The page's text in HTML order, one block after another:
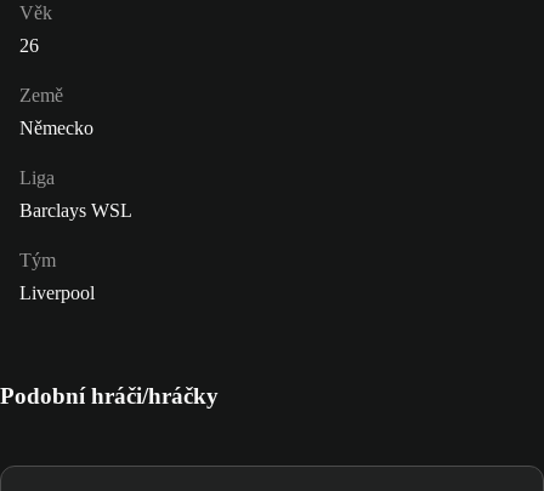
Věk
26
Země
Německo
Liga
Barclays WSL
Tým
Liverpool
Podobní hráči/hráčky